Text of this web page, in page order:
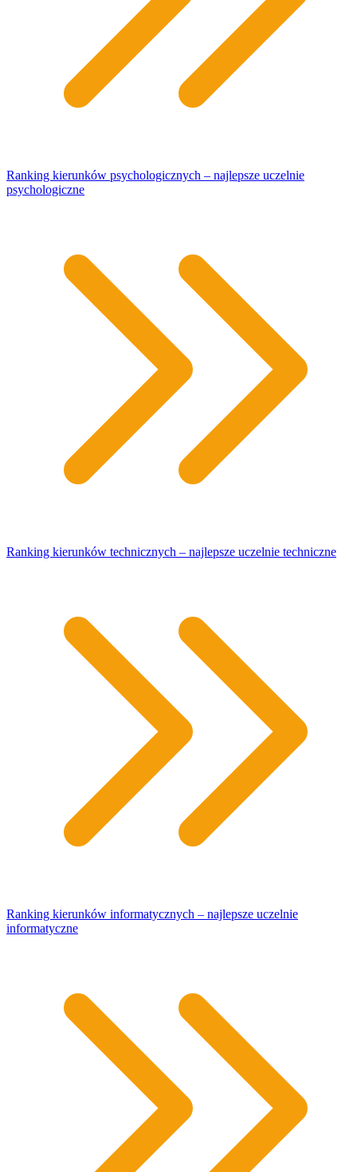
Ranking kierunków psychologicznych – najlepsze uczelnie
psychologiczne
Ranking kierunków technicznych – najlepsze uczelnie techniczne
Ranking kierunków informatycznych – najlepsze uczelnie
informatyczne